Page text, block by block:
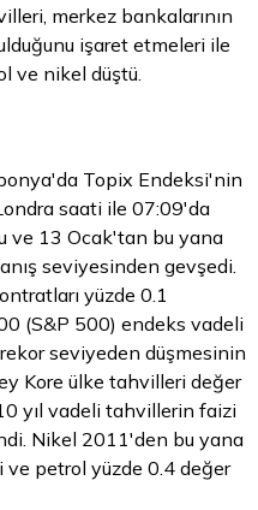
merkez bankalarının
işaret etmeleri ile
ve nikel düştü.
Topix Endeksi'nin
saati ile 07:09'da
ve 13 Ocak'tan bu yana
seviyesinden gevşedi.
yüzde 0.1
(S&P 500) endeks vadeli
seviyeden düşmesinin
Kore ülke tahvilleri değer
yıl vadeli tahvillerin faizi
Nikel 2011'den bu yana
ve petrol yüzde 0.4 değer